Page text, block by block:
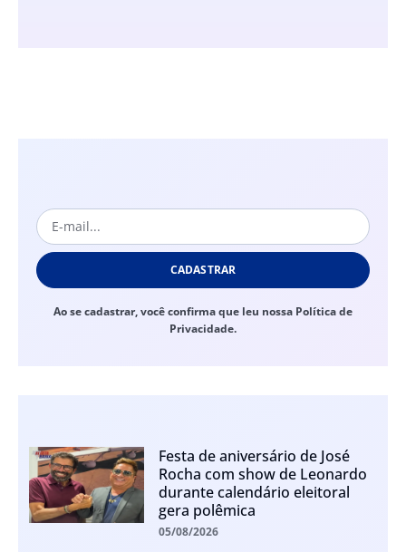
CADASTRAR
Ao se cadastrar, você confirma que leu nossa Política de
Privacidade.
Festa de aniversário de José
Rocha com show de Leonardo
durante calendário eleitoral
gera polêmica
05/08/2026